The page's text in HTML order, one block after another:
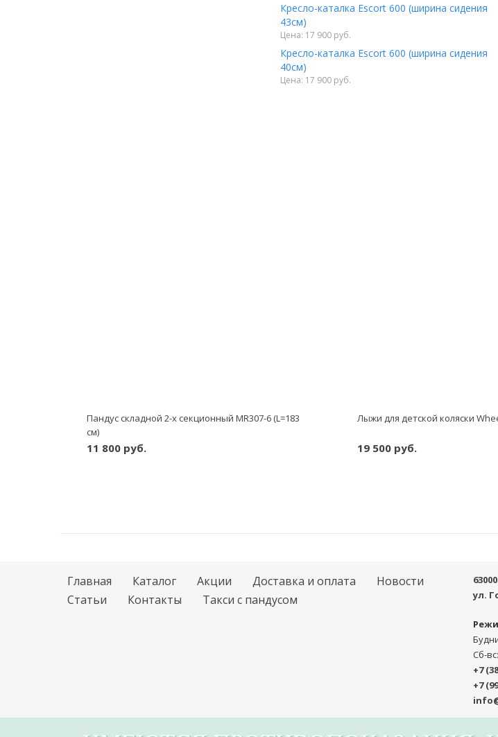
Кресло-каталка Escort 600 (ширина сидения
43см)
Цена: 17 900 руб.
Кресло-каталка Escort 600 (ширина сидения
40см)
Цена: 17 900 руб.
Пандус складной 2-х секционный MR307-6 (L=183
см)
11 800 руб.
Лыжи для детской коляски
19 500 руб.
Главная Каталог Акции Доставка и оплата
Новости
Статьи
Контакты Такси с пандусом
ул.
Сб-
+7
+7